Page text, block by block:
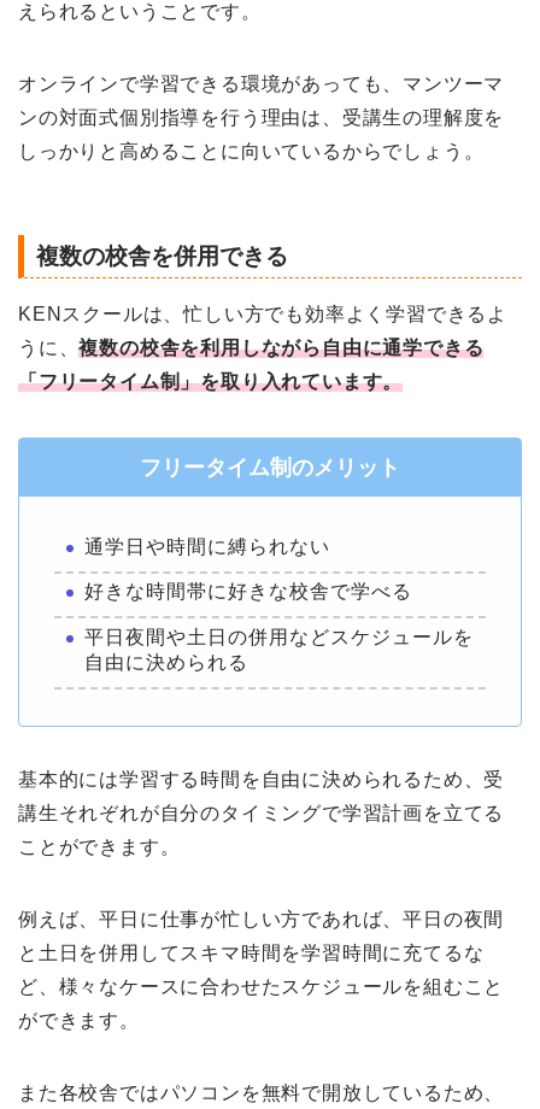
えられるということです。
オンラインで学習できる環境があっても、マンツーマ
ンの対面式個別指導を行う理由は、受講生の理解度を
しっかりと高めることに向いているからでしょう。
複数の校舎を併用できる
KENスクールは、忙しい方でも効率よく学習できるよ
うに、複数の校舎を利用しながら自由に通学できる
「フリータイム制」を取り入れています。
フリータイム制のメリット
通学日や時間に縛られない
好きな時間帯に好きな校舎で学べる
平日夜間や土日の併用などスケジュールを
自由に決められる
基本的には学習する時間を自由に決められるため、受
講生それぞれが自分のタイミングで学習計画を立てる
ことができます。
例えば、平日に仕事が忙しい方であれば、平日の夜間
と土日を併用してスキマ時間を学習時間に充てるな
ど、様々なケースに合わせたスケジュールを組むこと
ができます。
また各校舎ではパソコンを無料で開放しているため、